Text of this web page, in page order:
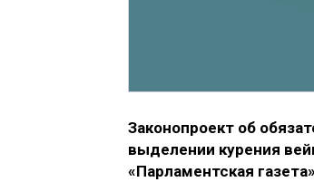
Законопроект об
выделении курения
«Парламентская